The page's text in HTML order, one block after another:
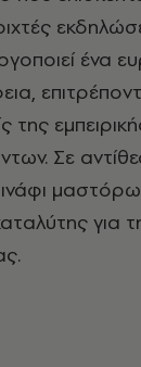
της
Σε
για